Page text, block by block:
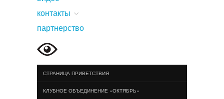
контакты
партнерство
СТРАНИЦА ПРИВЕТСТВИЯ
КЛУБНОЕ ОБЪЕДИНЕНИЕ «ОКТЯБРЬ»